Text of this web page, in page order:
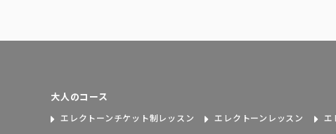
大人のコース
エレクトーンチケット制レッスン エレクトーンレッスン エ